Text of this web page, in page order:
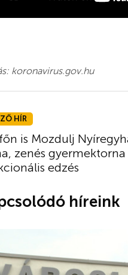
koronavirus.gov.hu
HÍR
is Mozdulj
zenés gyermektorna
edzés
híreink